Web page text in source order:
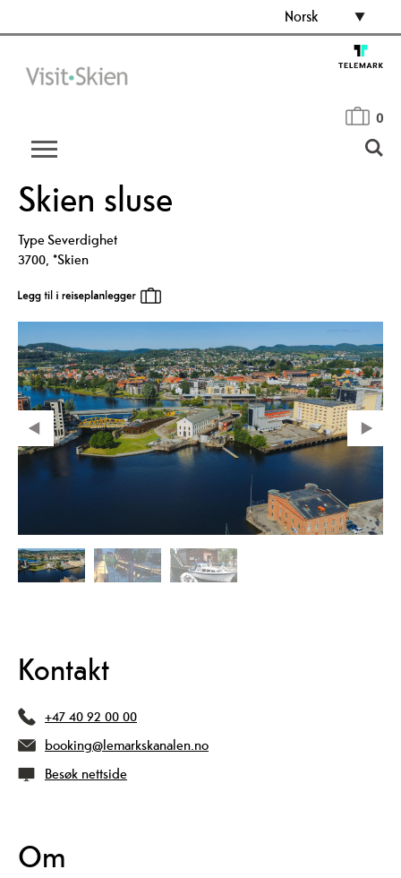
Norsk
0
Skien sluse
TypeSeverdighet
3700, *Skien
Kontakt
+47 40 92 00 00
booking@lemarkskanalen.no
Besøk nettside
Om